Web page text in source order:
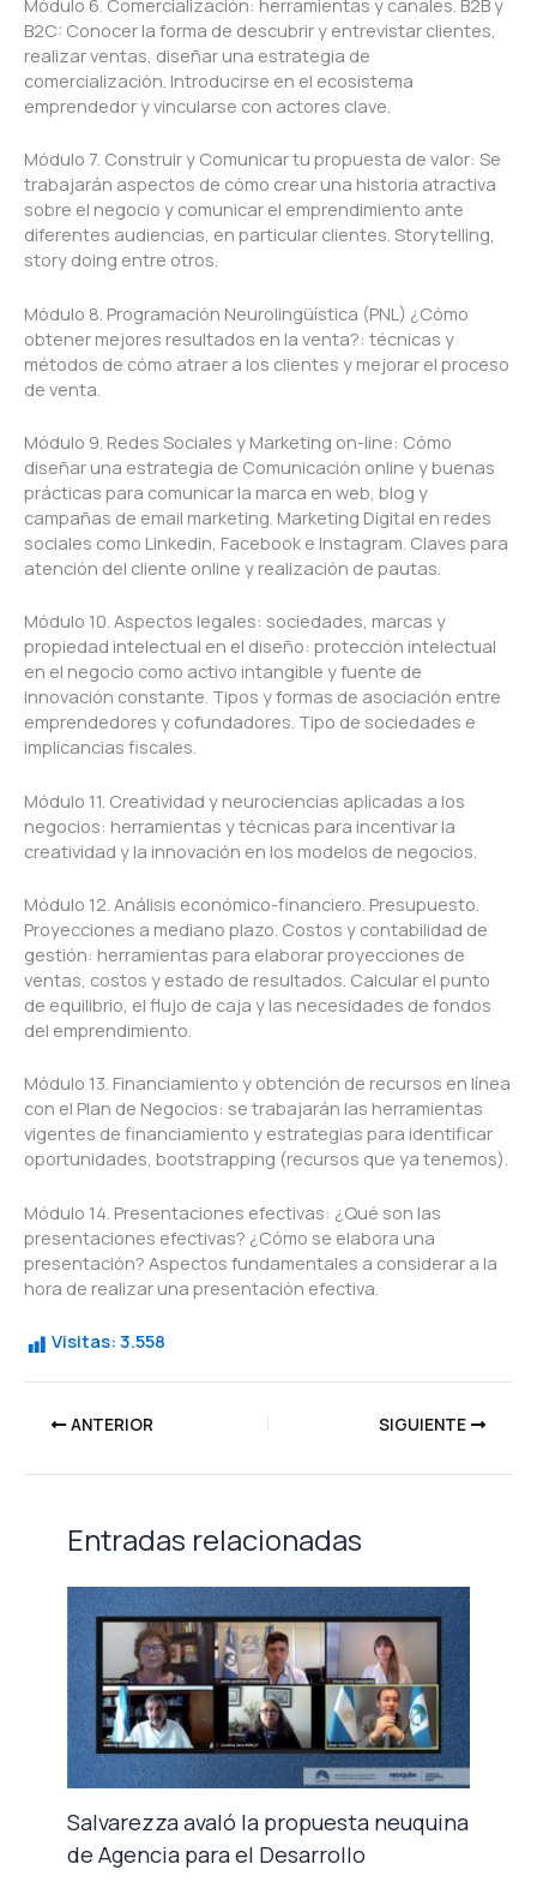
Módulo 6. Comercialización: herramientas y canales. B2B y
B2C: Conocer la forma de descubrir y entrevistar clientes,
realizar ventas, diseñar una estrategia de
comercialización. Introducirse en el ecosistema
emprendedor y vincularse con actores clave.
Módulo 7. Construir y Comunicar tu propuesta de valor: Se
trabajarán aspectos de cómo crear una historia atractiva
sobre el negocio y comunicar el emprendimiento ante
diferentes audiencias, en particular clientes. Storytelling,
story doing entre otros.
Módulo 8. Programación Neurolingüística (PNL) ¿Cómo
obtener mejores resultados en la venta?: técnicas y
métodos de cómo atraer a los clientes y mejorar el proceso
de venta.
Módulo 9. Redes Sociales y Marketing on-line: Cómo
diseñar una estrategia de Comunicación online y buenas
prácticas para comunicar la marca en web, blog y
campañas de email marketing. Marketing Digital en redes
sociales como Linkedin, Facebook e Instagram. Claves para
atención del cliente online y realización de pautas.
Módulo 10. Aspectos legales: sociedades, marcas y
propiedad intelectual en el diseño: protección intelectual
en el negocio como activo intangible y fuente de
innovación constante. Tipos y formas de asociación entre
emprendedores y cofundadores. Tipo de sociedades e
implicancias fiscales.
Módulo 11. Creatividad y neurociencias aplicadas a los
negocios: herramientas y técnicas para incentivar la
creatividad y la innovación en los modelos de negocios.
Módulo 12. Análisis económico-financiero. Presupuesto.
Proyecciones a mediano plazo. Costos y contabilidad de
gestión: herramientas para elaborar proyecciones de
ventas, costos y estado de resultados. Calcular el punto
de equilibrio, el flujo de caja y las necesidades de fondos
del emprendimiento.
Módulo 13. Financiamiento y obtención de recursos en línea
con el Plan de Negocios: se trabajarán las herramientas
vigentes de financiamiento y estrategias para identificar
oportunidades, bootstrapping (recursos que ya tenemos).
Módulo 14. Presentaciones efectivas: ¿Qué son las
presentaciones efectivas? ¿Cómo se elabora una
presentación? Aspectos fundamentales a considerar a la
hora de realizar una presentación efectiva.
Visitas: 3.558
ANTERIOR SIGUIENTE
Entradas relacionadas
Salvarezza avaló la propuesta neuquina
de Agencia para el Desarrollo